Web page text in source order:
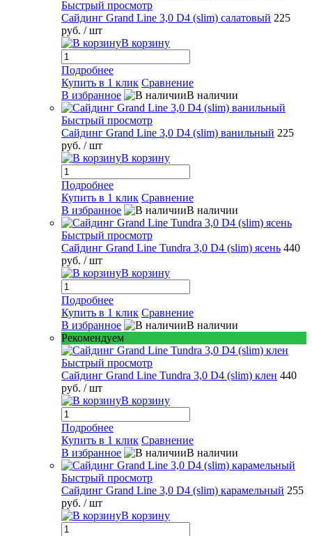
Быстрый просмотр
Сайдинг Grand Line 3,0 D4 (slim) салатовый 225
руб. / шт
В корзину
Подробнее
Купить в 1 клик Сравнение
В избранное
В наличии
Быстрый просмотр
Сайдинг Grand Line 3,0 D4 (slim) ванильный 225
руб. / шт
В корзину
Подробнее
Купить в 1 клик Сравнение
В избранное
В наличии
Быстрый просмотр
Сайдинг Grand Line Tundra 3,0 D4 (slim) ясень 440
руб. / шт
В корзину
Подробнее
Купить в 1 клик Сравнение
В избранное
В наличии
Рекомендуем
Быстрый просмотр
Сайдинг Grand Line Tundra 3,0 D4 (slim) клен 440
руб. / шт
В корзину
Подробнее
Купить в 1 клик Сравнение
В избранное
В наличии
Быстрый просмотр
Сайдинг Grand Line 3,0 D4 (slim) карамельный 255
руб. / шт
В корзину